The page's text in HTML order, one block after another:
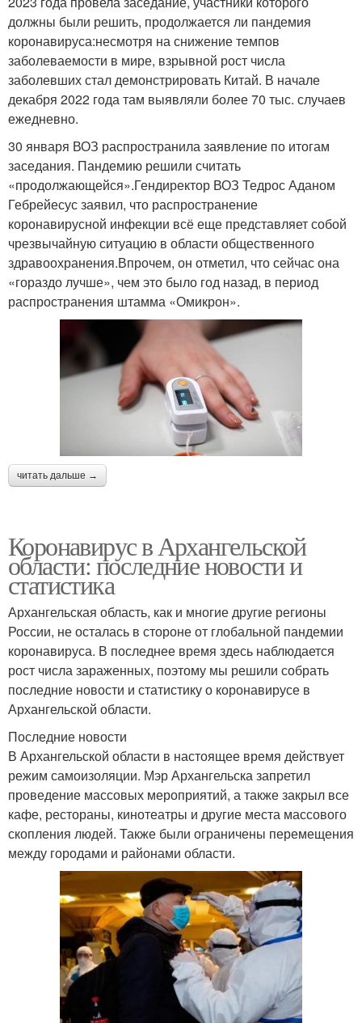
должны были решить, продолжается ли пандемия
коронавируса:несмотря на снижение темпов
заболеваемости в мире, взрывной рост числа
заболевших стал демонстрировать Китай. В начале
декабря 2022 года там выявляли более 70 тыс. случаев
ежедневно.
30 января ВОЗ распространила заявление по итогам
заседания. Пандемию решили считать
«продолжающейся».Гендиректор ВОЗ Тедрос Аданом
Гебрейесус заявил, что распространение
коронавирусной инфекции всё еще представляет собой
чрезвычайную ситуацию в области общественного
здравоохранения.Впрочем, он отметил, что сейчас она
«гораздо лучше», чем это было год назад, в период
распространения штамма «Омикрон».
читать дальше →
Коронавирус в Архангельской
области: последние новости и
статистика
Архангельская область, как и многие другие регионы
России, не осталась в стороне от глобальной пандемии
коронавируса. В последнее время здесь наблюдается
рост числа зараженных, поэтому мы решили собрать
последние новости и статистику о коронавирусе в
Архангельской области.
Последние новости
В Архангельской области в настоящее время действует
режим самоизоляции. Мэр Архангельска запретил
проведение массовых мероприятий, а также закрыл все
кафе, рестораны, кинотеатры и другие места массового
скопления людей. Также были ограничены перемещения
между городами и районами области.